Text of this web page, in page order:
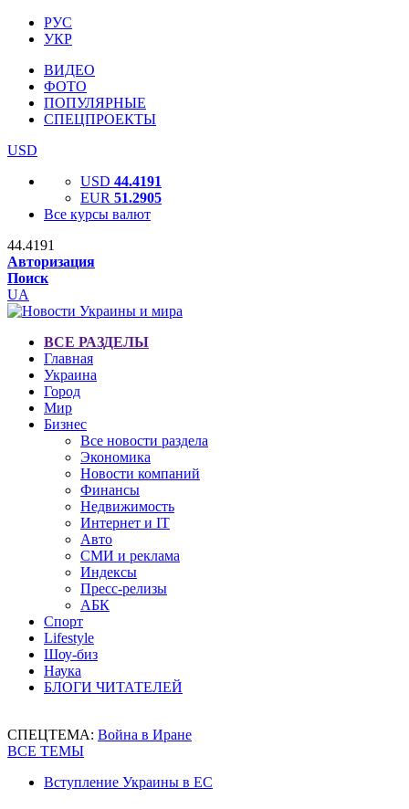
РУС
УКР
ВИДЕО
ФОТО
ПОПУЛЯРНЫЕ
СПЕЦПРОЕКТЫ
USD
USD 44.4191
EUR 51.2905
Все курсы валют
44.4191
Авторизация
Поиск
UA
ВСЕ РАЗДЕЛЫ
Главная
Украина
Город
Мир
Бизнес
Все новости раздела
Экономика
Новости компаний
Финансы
Недвижимость
Интернет и IT
Авто
СМИ и реклама
Индексы
Пресс-релизы
АБК
Спорт
Lifestyle
Шоу-биз
Наука
БЛОГИ ЧИТАТЕЛЕЙ
СПЕЦТЕМА: Война в Иране
ВСЕ ТЕМЫ
Вступление Украины в ЕС